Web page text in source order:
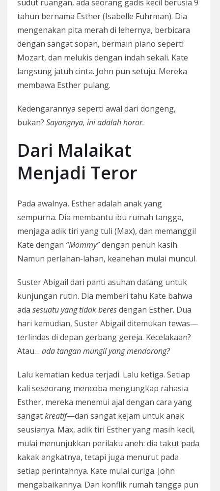
sudut ruangan, ada seorang gadis kecil berusia 9
tahun bernama Esther (Isabelle Fuhrman). Dia
mengenakan pita merah di lehernya, berbicara
dengan sangat sopan, bermain piano seperti
Mozart, dan melukis dengan indah sekali. Kate
langsung jatuh cinta. John pun setuju. Mereka
membawa Esther pulang.
Kedengarannya seperti awal dari dongeng,
bukan? Sayangnya, ini adalah horor.
Dari Malaikat
Menjadi Teror
Pada awalnya, Esther adalah anak yang
sempurna. Dia membantu ibu rumah tangga,
menjaga adik tiri yang tuli (Max), dan memanggil
Kate dengan “Mommy”dengan penuh kasih.
Namun perlahan-lahan, keanehan mulai muncul.
Suster Abigail dari panti asuhan datang untuk
kunjungan rutin. Dia memberi tahu Kate bahwa
ada sesuatu yang tidak beresdengan Esther. Dua
hari kemudian, Suster Abigail ditemukan tewas—
terlindas di depan gerbang gereja. Kecelakaan?
Atau… ada tangan mungil yang mendorong?
Lalu kematian kedua terjadi. Lalu ketiga. Setiap
kali seseorang mencoba mengungkap rahasia
Esther, mereka menemui ajal dengan cara yang
sangatkreatif—dan sangat kejam untuk anak
seusianya. Max, adik tiri Esther yang masih kecil,
mulai menunjukkan perilaku aneh: dia takut pada
kakak angkatnya, tetapi juga menurut pada
setiap perintahnya. Kate mulai curiga. John
mengabaikannya. Dan konflik rumah tangga pun